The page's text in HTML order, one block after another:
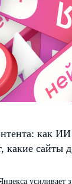
как ИИ
какие сайты
усиливает